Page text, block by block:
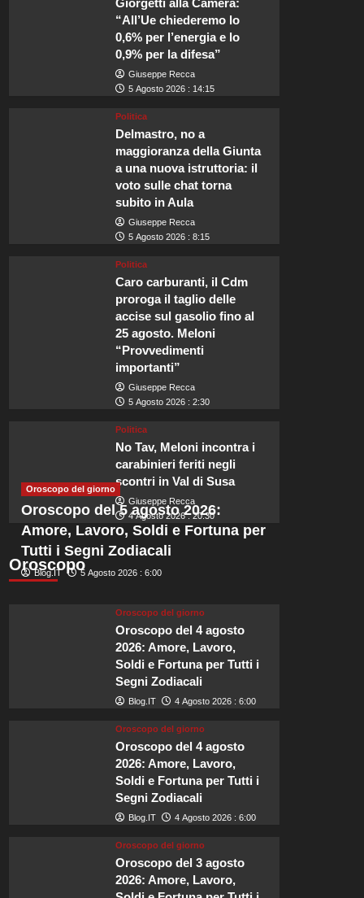
I migliori hotel a
l’essenza dell’East
Shoreditch: Dalla Malavita alla Creatività Shoreditch, un tempo il
legata al crimine e ai tessitori di seta,...
su
I
migliori
hotel
Shoreditch
che
Giorgetti alla Camera:
“All’Ue chiederemo lo
0,6% per l’energia e lo
0,9% per la difesa”
Giuseppe Recca
5 Agosto 2026 : 14:15
Politica
Delmastro, no a
maggioranza della Giunta
a una nuova istruttoria: il
voto sulle chat torna
subito in Aula
Giuseppe Recca
5 Agosto 2026 : 8:15
Politica
Caro carburanti, il Cdm
proroga il taglio delle
accise sul gasolio fino al
25 agosto. Meloni
“Provvedimenti
importanti”
Giuseppe Recca
5 Agosto 2026 : 2:30
Politica
No Tav, Meloni incontra i
carabinieri feriti negli
scontri in Val di Susa
Giuseppe Recca
4 Agosto 2026 : 20:30
Oroscopo
Oroscopo del giorno
Oroscopo del 5 agosto 2026:
Amore, Lavoro, Soldi e Fortuna per
Tutti i Segni Zodiacali
Blog.IT 5 Agosto 2026 : 6:00
Oroscopo del giorno
Oroscopo del 4 agosto
2026: Amore, Lavoro,
Soldi e Fortuna per Tutti i
Segni Zodiacali
Blog.IT 4 Agosto 2026 : 6:00
Oroscopo del giorno
Oroscopo del 4 agosto
2026: Amore, Lavoro,
Soldi e Fortuna per Tutti i
Segni Zodiacali
Blog.IT 4 Agosto 2026 : 6:00
Oroscopo del giorno
Oroscopo del 3 agosto
2026: Amore, Lavoro,